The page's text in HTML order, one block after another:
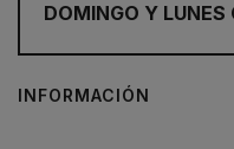
DOMINGO Y LUNES
INFORMACIÓN